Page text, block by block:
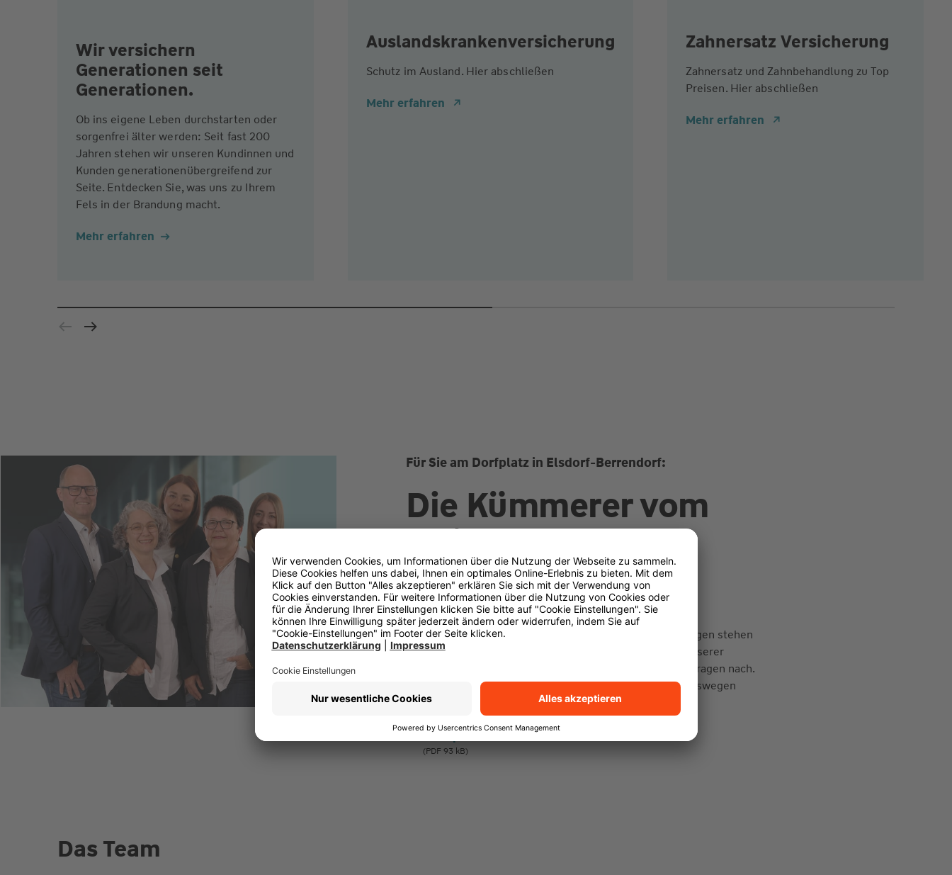
Wir versichern
Generationen seit
Generationen.
Ob ins eigene Leben durchstarten oder
sorgenfrei älter werden: Seit fast 200
Jahren stehen wir unseren Kundinnen und
Kunden generationenübergreifend zur
Seite. Entdecken Sie, was uns zu Ihrem
Fels in der Brandung macht.
Mehr erfahren
Auslandskrankenversicherung
Schutz im Ausland. Hier abschließen
Mehr erfahren
Zahnersatz Versicherung
Zahnersatz und Zahnbehandlung zu Top
Preisen. Hier abschließen
Mehr erfahren
Für Sie am Dorfplatz in Elsdorf-Berrendorf:
Die Kümmerer vom
"Mittelpunkt der
Welt"
Ihre Erwartungen, Wünsche und Ziele, aber auch Ihre Sorgen stehen
bei der Generalagentur Gregor Richter im Mittelpunkt unserer
Arbeit. Um diese zu verstehen, nehmen wir uns Zeit und fragen nach.
Für uns ist es ebenso wichtig, dass Sie uns verstehen. Deswegen
versuchen wir Ihnen all Ihre Fragen zu beantworten.
Transparenz-Kodex
(PDF 93 kB)
Das Team